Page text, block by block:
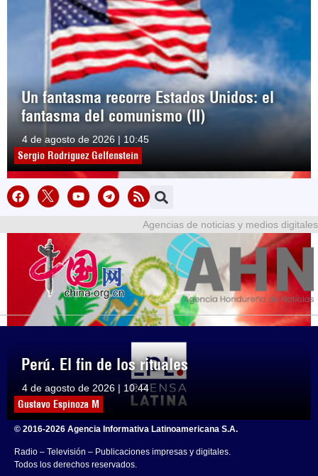
Un fantasma recorre Estados Unidos: el
fantasma del comunismo (II)
4 de agosto de 2026 | 10:45
Sergio Rodríguez Gelfenstein
Perú. El fin de los rituales
4 de agosto de 2026 | 10:44
Gustavo Espinoza M
Agencias de noticias y medios digitales
© 2016-2026 Agencia Informativa Latinoamericana S.A.
Radio – Televisión – Publicaciones impresas y digitales.
Todos los derechos reservados.